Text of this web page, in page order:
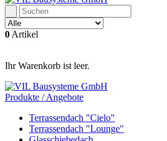
0 Artikel
Ihr Warenkorb ist leer.
Produkte / Angebote
Terrassendach "Cielo"
Terrassendach "Lounge"